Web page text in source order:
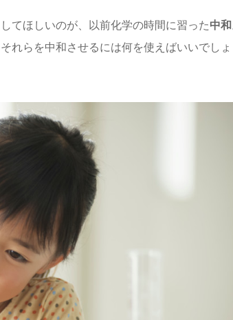
てほしいのが、以前化学の時間に習った中和
れらを中和させるには何を使えばいいでしょ